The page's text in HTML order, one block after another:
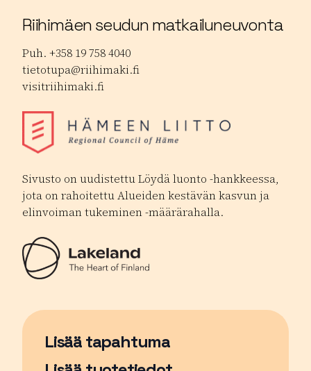
Riihimäen seudun matkailuneuvonta
Puh. +358 19 758 4040
tietotupa@riihimaki.fi
visitriihimaki.fi
Sivusto on uudistettu Löydä luonto -hankkeessa,
jota on rahoitettu Alueiden kestävän kasvun ja
elinvoiman tukeminen -määrärahalla.
Lisää tapahtuma
Sivu avautuu uudessa ikkunassa